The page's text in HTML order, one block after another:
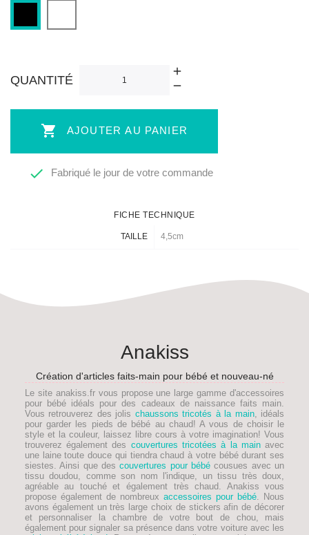
QUANTITÉ
 AJOUTER AU PANIER
 Fabriqué le jour de votre commande
FICHE TECHNIQUE
TAILLE 4,5cm
Anakiss
Création d'articles faits-main pour bébé et nouveau-né
Le site anakiss.fr vous propose une large gamme d'accessoires
pour bébé idéals pour des cadeaux de naissance faits main.
Vous retrouverez des jolis chaussons tricotés à la main, idéals
pour garder les pieds de bébé au chaud! A vous de choisir le
style et la couleur, laissez libre cours à votre imagination! Vous
trouverez également des couvertures tricotées à la mainavec
une laine toute douce qui tiendra chaud à votre bébé durant ses
siestes. Ainsi que descouvertures pour bébé cousues avec un
tissu doudou, comme son nom l'indique, un tissu très doux,
agréable au touché et également très chaud. Anakiss vous
propose également de nombreuxaccessoires pour bébé. Nous
avons également un très large choix de stickers afin de décorer
et personnaliser la chambre de votre bout de chou, mais
également pour signaler sa présence dans votre voiture avec les